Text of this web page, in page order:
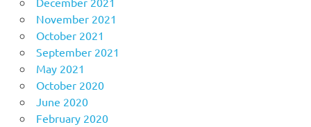
November 2021
October 2021
September 2021
May 2021
October 2020
June 2020
February 2020